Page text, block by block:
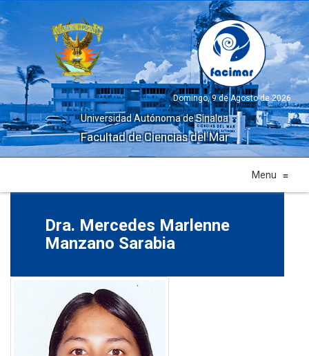
Domingo, 9 de Agosto de 2026
Universidad Autónoma de Sinaloa
Facultad de Ciencias del Mar
Menu ≡
Dra. Mercedes Marlenne
Manzano Sarabia